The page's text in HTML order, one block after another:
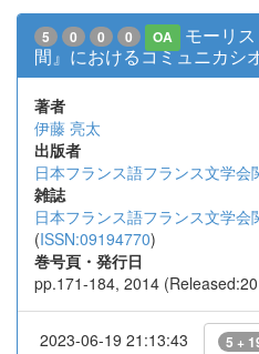
5 0 0 0 OA
モーリ
間』におけるコミュニカシ
著者
伊藤 亮太
出版者
日本フランス語フランス文学会
雑誌
日本フランス語フランス文学会
(ISSN:09194770)
巻号頁・発行日
pp.171-184, 2014
2023-06-19 21:13:43 5 +